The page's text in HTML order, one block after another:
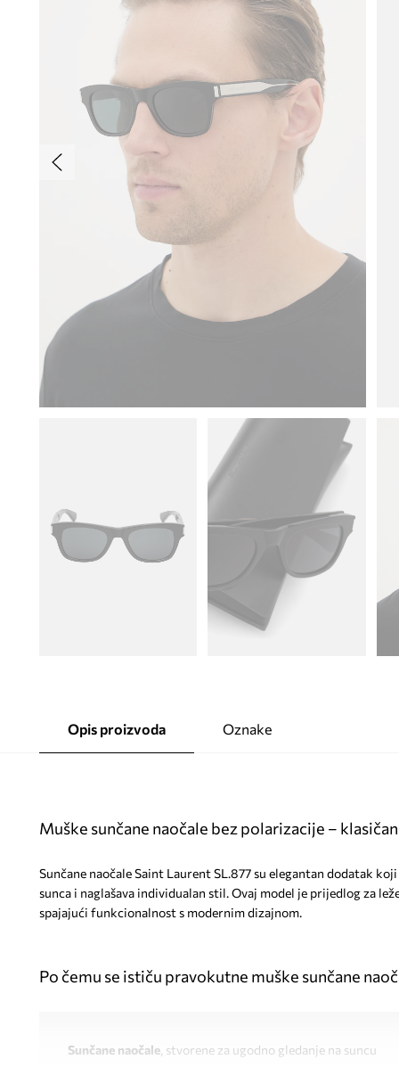
Opis proizvoda Oznake
Muške sunčane naočale bez polarizacije –
Sunčane naočale Saint Laurent SL.877 su elegantan dodatak
sunca i naglašava individualan stil. Ovaj model je prijedlog za
spajajući funkcionalnost s modernim dizajnom.
Po čemu se ističu pravokutne muške sunčane
Sunčane naočale, stvorene za ugodno gledanje na suncu